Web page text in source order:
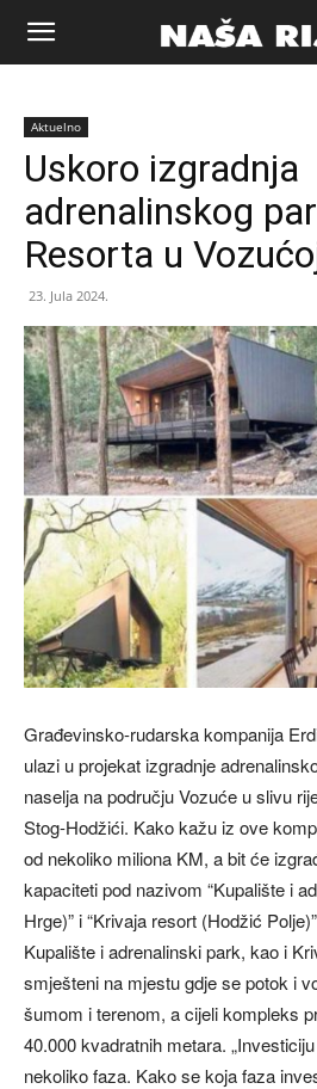
Naša
riječ
Zenica
Aktuelno
Uskoro izgradnja
adrenalinskog
Resorta u
23. Jula 2024.
Građevinsko-rudarska kompanija
ulazi u projekat izgradnje
naselja na području Vozuće u slivu
Stog-Hodžići. Kako kažu iz ove
od nekoliko miliona KM, a bit će
kapaciteti pod nazivom “Kupalište i
Hrge)” i “Krivaja resort (Hodžić
Kupalište i adrenalinski park, kao i
smješteni na mjestu gdje se potok i
šumom i terenom, a cijeli kompleks
40.000 kvadratnih metara.
nekoliko faza. Kako se koja faza